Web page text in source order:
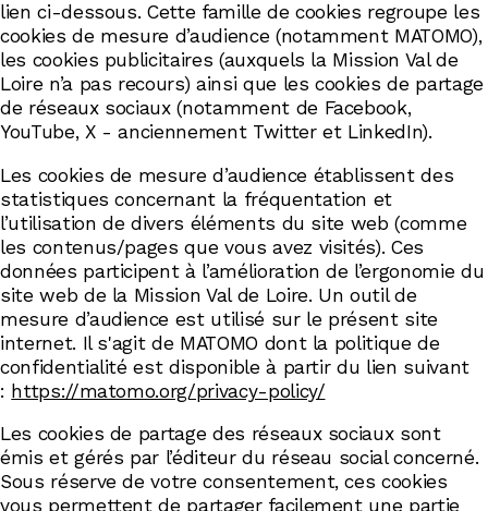
lien ci-dessous. Cette famille de cookies regroupe les
cookies de mesure d’audience (notamment MATOMO),
les cookies publicitaires (auxquels la Mission Val de
Loire n’a pas recours) ainsi que les cookies de partage
de réseaux sociaux (notamment de Facebook,
YouTube, X - anciennement Twitter et LinkedIn).
Les cookies de mesure d’audience établissent des
statistiques concernant la fréquentation et
l’utilisation de divers éléments du site web (comme
les contenus/pages que vous avez visités). Ces
données participent à l’amélioration de l’ergonomie du
site web de la Mission Val de Loire. Un outil de
mesure d’audience est utilisé sur le présent site
internet. Il s'agit de MATOMO dont la politique de
confidentialité est disponible à partir du lien suivant
: https://matomo.org/privacy-policy/
Les cookies de partage des réseaux sociaux sont
émis et gérés par l’éditeur du réseau social concerné.
Sous réserve de votre consentement, ces cookies
vous permettent de partager facilement une partie